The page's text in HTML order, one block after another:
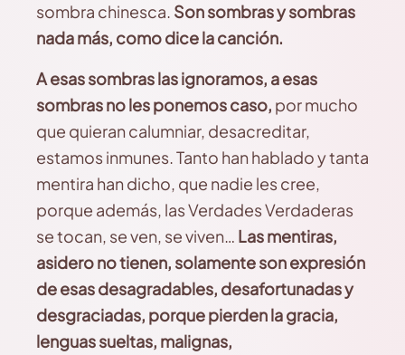
sombra chinesca. Son sombras y sombras
nada más, como dice la canción.
A esas sombras las ignoramos, a esas
sombras no les ponemos caso, por mucho
que quieran calumniar, desacreditar,
estamos inmunes. Tanto han hablado y tanta
mentira han dicho, que nadie les cree,
porque además, las Verdades Verdaderas
se tocan, se ven, se viven… Las mentiras,
asidero no tienen, solamente son expresión
de esas desagradables, desafortunadas y
desgraciadas, porque pierden la gracia,
lenguas sueltas, malignas,